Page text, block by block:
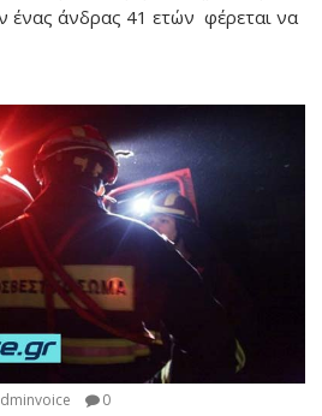
ένας άνδρας 41 ετών φέρεται να
0